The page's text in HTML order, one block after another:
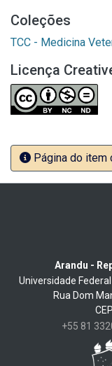
Coleções
TCC - Medicina
Licença
Página do item
Arandu -
Universidade
Rua Dom
+55 81